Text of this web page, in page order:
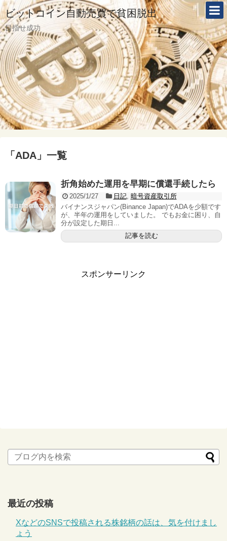
ビットコイン自動売買で貧困脱出
目指せ成功
「 ADA 」 一覧
折角始めた運用を早期に償還手続したら
2025/1/27 日記, 暗号資産取引所
バイナンスジャパン(Binance Japan)でADAを少額です
が、半年の運用をしていました。 でもお金に困り、自
分が設定した期日...
記事を読む
スポンサーリンク
最近の投稿
XなどのSNSで投稿される株銘柄の話は、気を付けまし
ょう